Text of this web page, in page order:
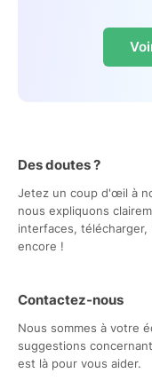
Des doutes ?
Jetez un coup d'œil à
nous expliquons
interfaces, télécharger,
encore !
Contactez-nous
Nous sommes à votre
suggestions
est là pour vous aider.